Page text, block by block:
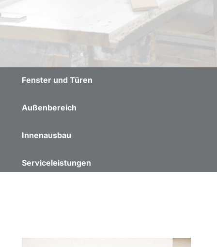
Fenster und Türen
Außenbereich
Innenausbau
Serviceleistungen